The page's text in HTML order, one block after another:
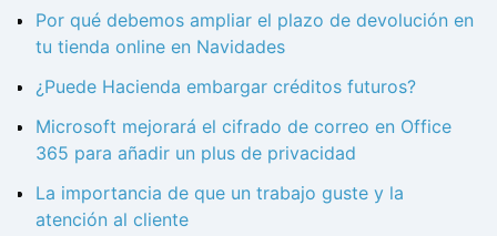
Por qué debemos ampliar el plazo de devolución en
tu tienda online en Navidades
¿Puede Hacienda embargar créditos futuros?
Microsoft mejorará el cifrado de correo en Office
365 para añadir un plus de privacidad
La importancia de que un trabajo guste y la
atención al cliente